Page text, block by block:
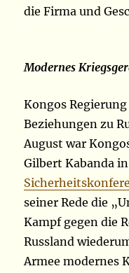
die Firma und
Modernes
Kongos
Beziehungen zu
August war
Gilbert Kabanda
seiner Rede die
Kampf gegen die
Russland
Armee modernes